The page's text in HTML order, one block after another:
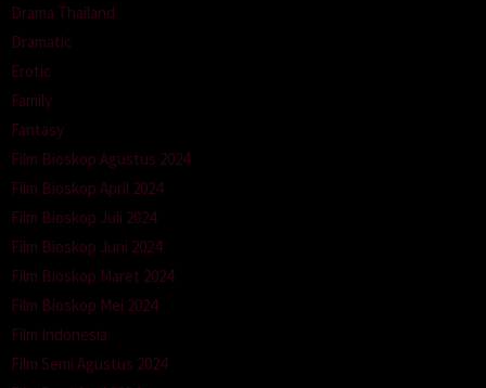
Drama Thailand
Dramatic
Erotic
Family
Fantasy
Film Bioskop Agustus 2024
Film Bioskop April 2024
Film Bioskop Juli 2024
Film Bioskop Juni 2024
Film Bioskop Maret 2024
Film Bioskop Mei 2024
Film Indonesia
Film Semi Agustus 2024